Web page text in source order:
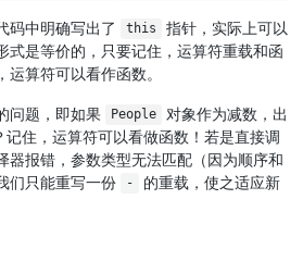
码中明确写出了 this
指针，实际上可以
式是等价的，只要记住，运算符重载和函
算符可以看作函数。
问题，即如果
People
对象作为减数，出
记住，运算符可以看做函数！若是直接调
器报错，参数类型无法匹配（因为顺序和
们只能重写一份
-
的重载，使之适应新